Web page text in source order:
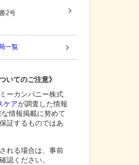
2号
一覧
いてのご注意》
ーカンパニー株式
ケアが調査した情報
情報掲載に努めて
証するものではあ
れる場合は、事前
認ください。